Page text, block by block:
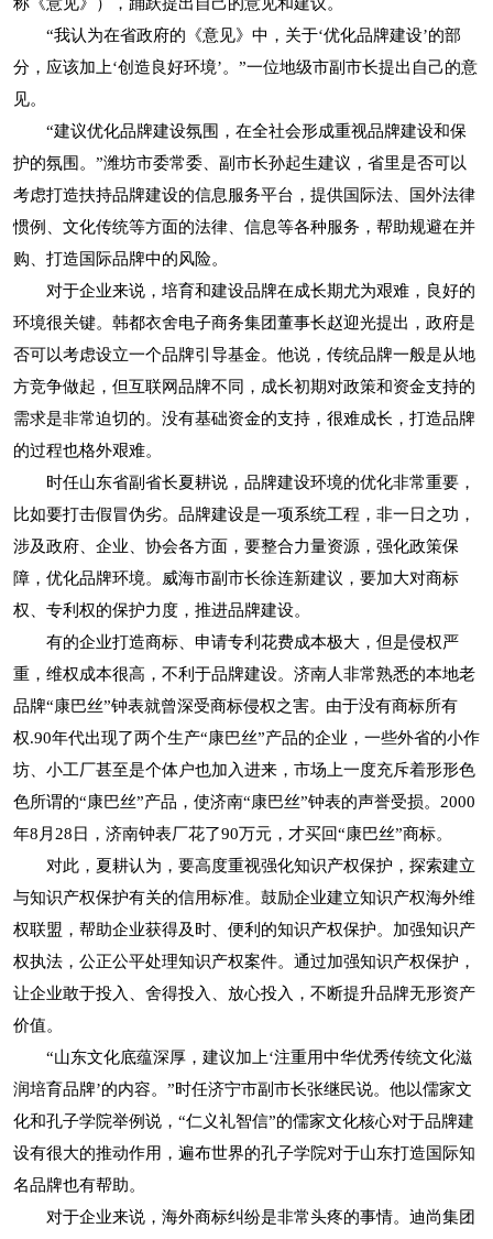
“我认为在省政府的《意见》中，关于‘优化品牌建设’的部
分，应该加上‘创造良好环境’。”一位地级市副市长提出自己的意
见。
“建议优化品牌建设氛围，在全社会形成重视品牌建设和保
护的氛围。”潍坊市委常委、副市长孙起生建议，省里是否可以
考虑打造扶持品牌建设的信息服务平台，提供国际法、国外法律
惯例、文化传统等方面的法律、信息等各种服务，帮助规避在并
购、打造国际品牌中的风险。
对于企业来说，培育和建设品牌在成长期尤为艰难，良好的
环境很关键。韩都衣舍电子商务集团董事长赵迎光提出，政府是
否可以考虑设立一个品牌引导基金。他说，传统品牌一般是从地
方竞争做起，但互联网品牌不同，成长初期对政策和资金支持的
需求是非常迫切的。没有基础资金的支持，很难成长，打造品牌
的过程也格外艰难。
时任山东省副省长夏耕说，品牌建设环境的优化非常重要，
比如要打击假冒伪劣。品牌建设是一项系统工程，非一日之功，
涉及政府、企业、协会各方面，要整合力量资源，强化政策保
障，优化品牌环境。威海市副市长徐连新建议，要加大对商标
权、专利权的保护力度，推进品牌建设。
有的企业打造商标、申请专利花费成本极大，但是侵权严
重，维权成本很高，不利于品牌建设。济南人非常熟悉的本地老
品牌“康巴丝”钟表就曾深受商标侵权之害。由于没有商标所有
权.90年代出现了两个生产“康巴丝”产品的企业，一些外省的小作
坊、小工厂甚至是个体户也加入进来，市场上一度充斥着形形色
色所谓的“康巴丝”产品，使济南“康巴丝”钟表的声誉受损。2000
年8月28日，济南钟表厂花了90万元，才买回“康巴丝”商标。
对此，夏耕认为，要高度重视强化知识产权保护，探索建立
与知识产权保护有关的信用标准。鼓励企业建立知识产权海外维
权联盟，帮助企业获得及时、便利的知识产权保护。加强知识产
权执法，公正公平处理知识产权案件。通过加强知识产权保护，
让企业敢于投入、舍得投入、放心投入，不断提升品牌无形资产
价值。
“山东文化底蕴深厚，建议加上‘注重用中华优秀传统文化滋
润培育品牌’的内容。”时任济宁市副市长张继民说。他以儒家文
化和孔子学院举例说，“仁义礼智信”的儒家文化核心对于品牌建
设有很大的推动作用，遍布世界的孔子学院对于山东打造国际知
名品牌也有帮助。
对于企业来说，海外商标纠纷是非常头疼的事情。迪尚集团